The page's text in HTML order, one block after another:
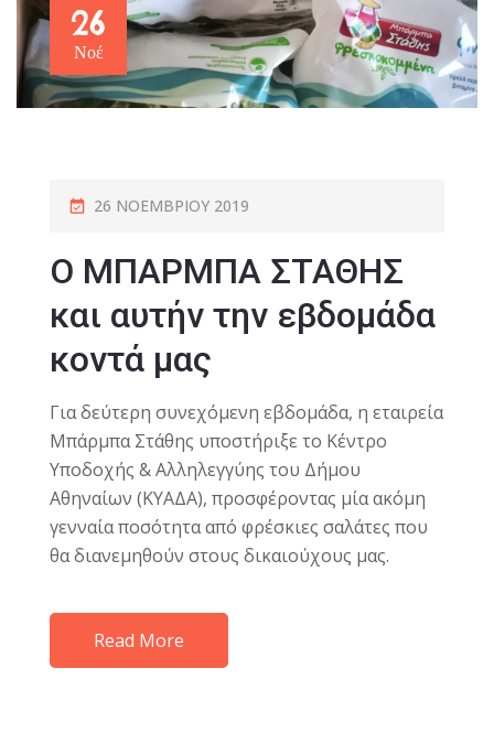
26
Νοέ
26 ΝΟΕΜΒΡΊΟΥ 2019
Ο ΜΠΑΡΜΠΑ ΣΤΑΘΗΣ
και αυτήν την εβδομάδα
κοντά μας
Για δεύτερη συνεχόμενη εβδομάδα, η εταιρεία
Μπάρμπα Στάθης υποστήριξε το Κέντρο
Υποδοχής & Αλληλεγγύης του Δήμου
Αθηναίων (ΚΥΑΔΑ), προσφέροντας μία ακόμη
γενναία ποσότητα από φρέσκιες σαλάτες που
θα διανεμηθούν στους δικαιούχους μας.
Read More